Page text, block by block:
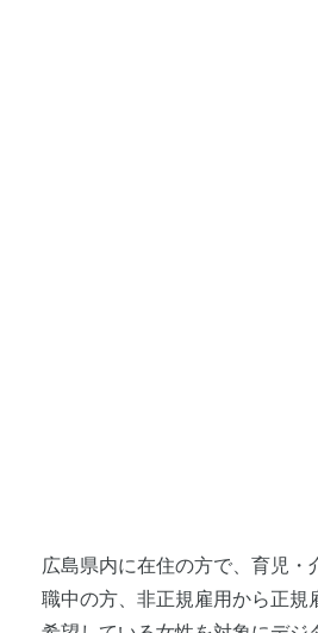
広島県内に在住の方で、育児・
職中の方、非正規雇用から正規